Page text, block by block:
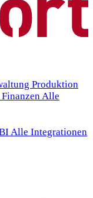
Produktion
FinanzenAlle
Alle Integrationen